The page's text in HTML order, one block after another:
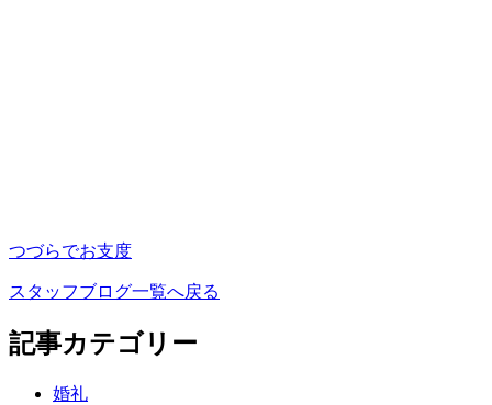
つづらでお支度
スタッフブログ一覧へ戻る
記事カテゴリー
婚礼